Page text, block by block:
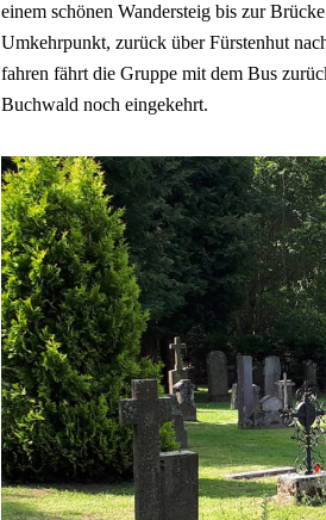
einem schönen Wandersteig bis zur
Umkehrpunkt, zurück über Fürstenhut
fahren fährt die Gruppe mit dem Bus
Buchwald noch eingekehrt.